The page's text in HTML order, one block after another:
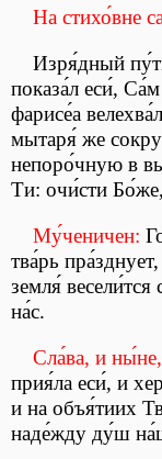
На стихо́вне
Изря́дный
показа́л еси́,
фарисе́а
мытаря́ же
непоро́чную в
Ти: очи́сти
Му́ченичен:
тва́рь
земля́
на́с.
Сла́ва, и
прия́ла еси́, и
и на объя́тиих
наде́жду ду́ш